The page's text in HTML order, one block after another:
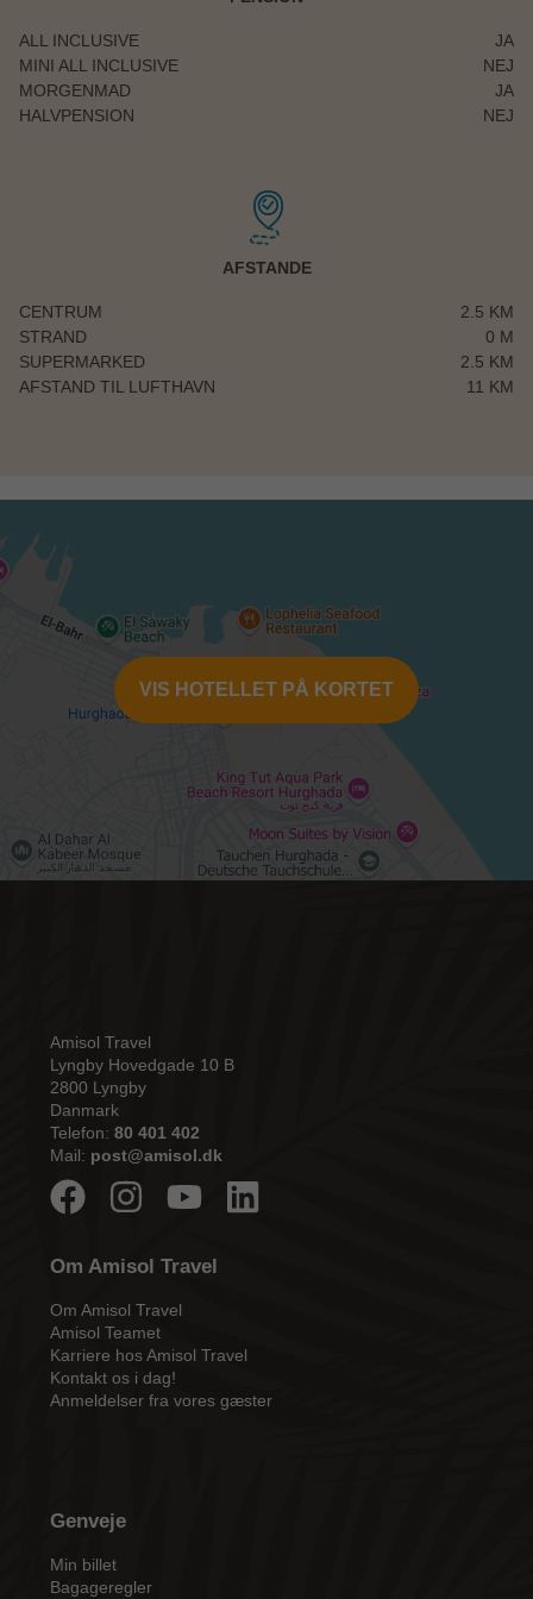
ALL INCLUSIVE
JA
MINI ALL INCLUSIVE
NEJ
MORGENMAD
JA
HALVPENSION
NEJ
AFSTANDE
CENTRUM
2.5 KM
STRAND
0 M
SUPERMARKED
2.5 KM
AFSTAND TIL LUFTHAVN
11 KM
VIS HOTELLET PÅ KORTET
Amisol Travel
Lyngby Hovedgade 10 B
2800 Lyngby
Danmark
Telefon: 80 401 402
Mail: post@amisol.dk
Om Amisol Travel
Om Amisol Travel
Amisol Teamet
Karriere hos Amisol Travel
Kontakt os i dag!
Anmeldelser fra vores gæster
Genveje
Min billet
Bagageregler